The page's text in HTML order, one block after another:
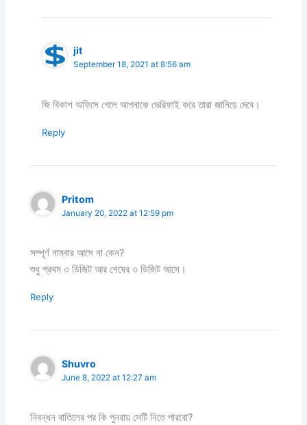
jit
September 18, 2021 at 8:56 am
জি বিকাশ অফিসে গেলে আপনাকে ভেরিফাই করে তারা জানিয়ে দেবে।
Reply
Pritom
January 20, 2022 at 12:59 pm
সম্পূর্ণ নাম্বার আসে না কেন?
শুধু প্রথম ৩ ডিজিট আর শেষের ৩ ডিজিট আসে।
Reply
Shuvro
June 8, 2022 at 12:27 am
নিবন্ধন বাতিলের পর কি পুনরায় সেটি নিতে পারবো?